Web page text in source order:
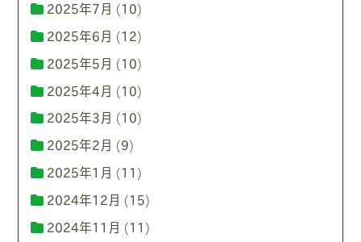
2025年7月 (10)
2025年6月 (12)
2025年5月 (10)
2025年4月 (10)
2025年3月 (10)
2025年2月 (9)
2025年1月 (11)
2024年12月 (15)
2024年11月 (11)